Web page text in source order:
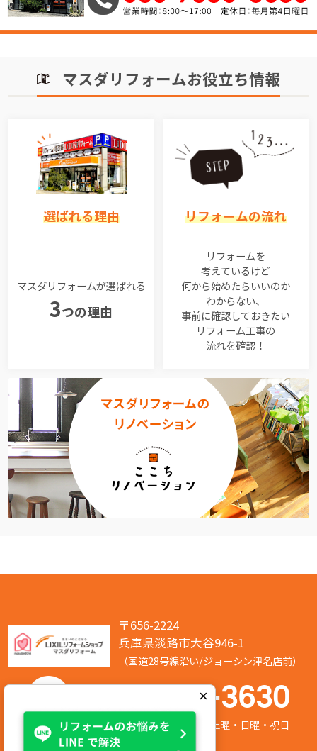
マスダリフォームお役立ち情報
選ばれる理由
マスダリフォームが選ばれる
3つの理由
リフォームの流れ
リフォームを
考えているけど
何から始めたらいいのか
わからない、
事前に確認しておきたい
リフォーム工事の
流れを確認！
〒656-2224
兵庫県淡路市大谷946-1
（国道28号線沿い/ジョーシン津名店前）
050-7586-3630
営業時間:8:00～17:00 定休日:第2/第4土曜・日曜・祝日
×